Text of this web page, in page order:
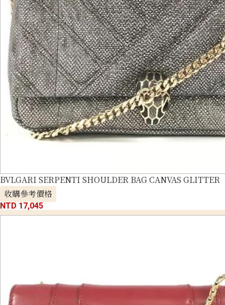
BVLGARI SERPENTI SHOULDER BAG CANVAS GLITTER
收購參考價格
NTD 17,045